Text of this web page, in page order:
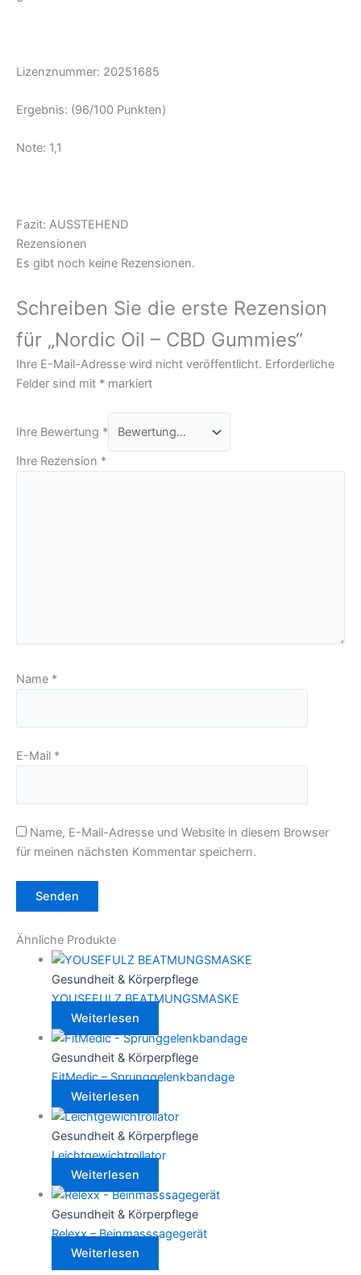
Lizenznummer: 20251685
Ergebnis: (96/100 Punkten)
Note: 1,1
Fazit: AUSSTEHEND
Rezensionen
Es gibt noch keine Rezensionen.
Schreiben Sie die erste Rezension
für „Nordic Oil – CBD Gummies“
Ihre E-Mail-Adresse wird nicht veröffentlicht. Erforderliche
Felder sind mit * markiert
Ihre Bewertung *
Ihre Rezension *
Name *
E-Mail *
Name, E-Mail-Adresse und Website in diesem Browser
für meinen nächsten Kommentar speichern.
Ähnliche Produkte
Gesundheit & Körperpflege
YOUSEFULZ BEATMUNGSMASKE
Weiterlesen
Gesundheit & Körperpflege
FitMedic – Sprunggelenkbandage
Weiterlesen
Gesundheit & Körperpflege
Leichtgewichtrollator
Weiterlesen
Gesundheit & Körperpflege
Relexx – Beinmasssagegerät
Weiterlesen